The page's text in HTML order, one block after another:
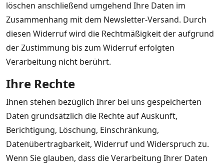
löschen anschließend umgehend Ihre Daten im
Zusammenhang mit dem Newsletter-Versand. Durch
diesen Widerruf wird die Rechtmäßigkeit der aufgrund
der Zustimmung bis zum Widerruf erfolgten
Verarbeitung nicht berührt.
Ihre Rechte
Ihnen stehen bezüglich Ihrer bei uns gespeicherten
Daten grundsätzlich die Rechte auf Auskunft,
Berichtigung, Löschung, Einschränkung,
Datenübertragbarkeit, Widerruf und Widerspruch zu.
Wenn Sie glauben, dass die Verarbeitung Ihrer Daten